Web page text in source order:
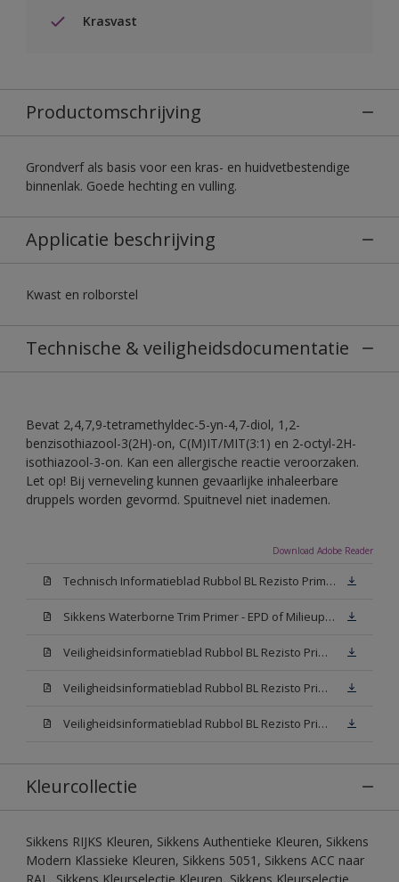
Krasvast
Productomschrijving
Grondverf als basis voor een kras- en huidvetbestendige
binnenlak. Goede hechting en vulling.
Applicatie beschrijving
Kwast en rolborstel
Technische & veiligheidsdocumentatie
Bevat 2,4,7,9-tetramethyldec-5-yn-4,7-diol, 1,2-
benzisothiazool-3(2H)-on, C(M)IT/MIT(3:1) en 2-octyl-2H-
isothiazool-3-on. Kan een allergische reactie veroorzaken.
Let op! Bij verneveling kunnen gevaarlijke inhaleerbare
druppels worden gevormd. Spuitnevel niet inademen.
Download Adobe Reader
Technisch Informatieblad Rubbol BL Rezisto Primer (New Livery) (PDF)
Sikkens Waterborne Trim Primer - EPD of Milieuproductverklaring
Veiligheidsinformatieblad Rubbol BL Rezisto Primer N00 (MSDS)
Veiligheidsinformatieblad Rubbol BL Rezisto Primer White (MSDS)
Veiligheidsinformatieblad Rubbol BL Rezisto Primer W05 (MSDS)
Kleurcollectie
Sikkens RIJKS Kleuren, Sikkens Authentieke Kleuren, Sikkens
Modern Klassieke Kleuren, Sikkens 5051, Sikkens ACC naar